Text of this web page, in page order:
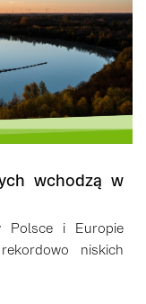
wchodzą w
Polsce i Europie
niskich